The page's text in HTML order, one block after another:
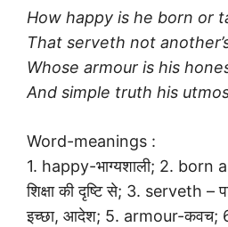
How happy is he born or
That serveth not
Whose armour is his
And simple truth his
Word-meanings :
1. happy-भाग्यशाली; 2. born
शिक्षा की दृष्टि से; 3. serveth –
इच्छा, आदेश; 5. armour-कवच;